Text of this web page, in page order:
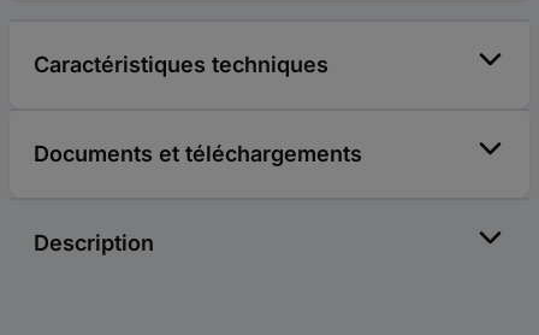
Caractéristiques techniques
Documents et téléchargements
Description